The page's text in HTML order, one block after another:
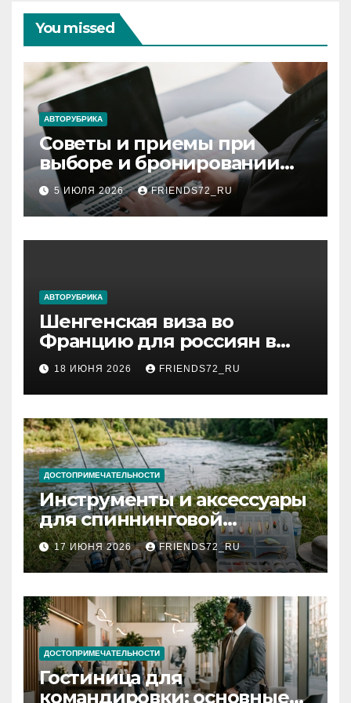
You missed
АВТОРУБРИКА
Советы и приемы при
выборе и бронировании
авиабилетов
5 ИЮЛЯ 2026 FRIENDS72_RU
АВТОРУБРИКА
Шенгенская виза во
Францию для россиян в
2026 году: сроки от 3 дней
и список необходимых
документов
18 ИЮНЯ 2026 FRIENDS72_RU
ДОСТОПРИМЕЧАТЕЛЬНОСТИ
Инструменты и аксессуары
для спиннинговой
рыбалки: назначение и
типы
17 ИЮНЯ 2026 FRIENDS72_RU
ДОСТОПРИМЕЧАТЕЛЬНОСТИ
Гостиница для
командировки: основные